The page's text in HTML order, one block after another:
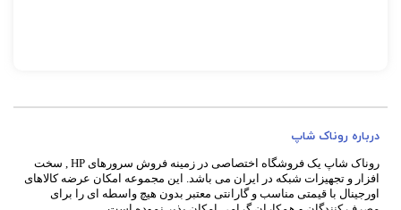
درباره روناک شاپ
روناک شاپ یک فروشگاه اختصاصی در زمینه فروش سرورهای HP , سخت
افزار و تجهیزات شبکه در ایران می باشد. این مجموعه امکان عرضه کالاهای
اورجینال با قیمتی مناسب و گارانتی معتبر بدون هیچ واسطه ای را برای